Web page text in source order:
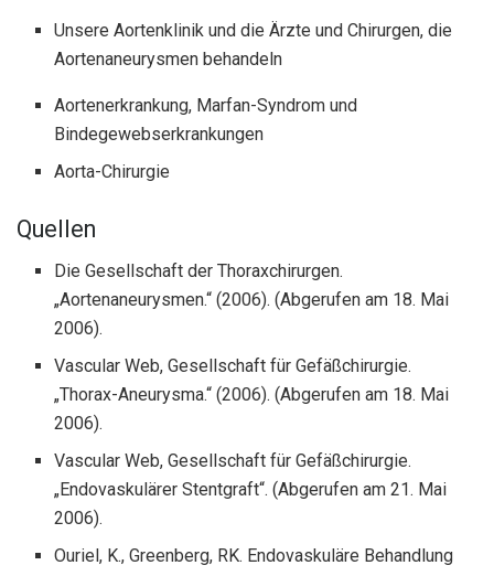
Unsere Aortenklinik und die Ärzte und Chirurgen, die
Aortenaneurysmen behandeln
Aortenerkrankung, Marfan-Syndrom und
Bindegewebserkrankungen
Aorta-Chirurgie
Quellen
Die Gesellschaft der Thoraxchirurgen.
„Aortenaneurysmen.“ (2006). (Abgerufen am 18. Mai
2006).
Vascular Web, Gesellschaft für Gefäßchirurgie.
„Thorax-Aneurysma.“ (2006). (Abgerufen am 18. Mai
2006).
Vascular Web, Gesellschaft für Gefäßchirurgie.
„Endovaskulärer Stentgraft“. (Abgerufen am 21. Mai
2006).
Ouriel, K., Greenberg, RK. Endovaskuläre Behandlung